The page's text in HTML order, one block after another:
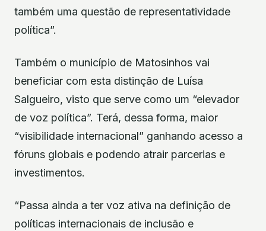
também uma questão de representatividade
política”.
Também o município de Matosinhos vai
beneficiar com esta distinção de Luísa
Salgueiro, visto que serve como um “elevador
de voz política”. Terá, dessa forma, maior
“visibilidade internacional” ganhando acesso a
fóruns globais e podendo atrair parcerias e
investimentos.
“Passa ainda a ter voz ativa na definição de
políticas internacionais de inclusão e